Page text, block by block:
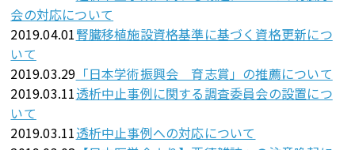
会の対応について
2019.04.01腎臓移植施設資格基準に基づく資格更新につ
いて
2019.03.29 「日本学術振興会 育志賞」の推薦について
2019.03.11透析中止事例に関する調査委員会の設置につ
いて
2019.03.11透析中止事例への対応について